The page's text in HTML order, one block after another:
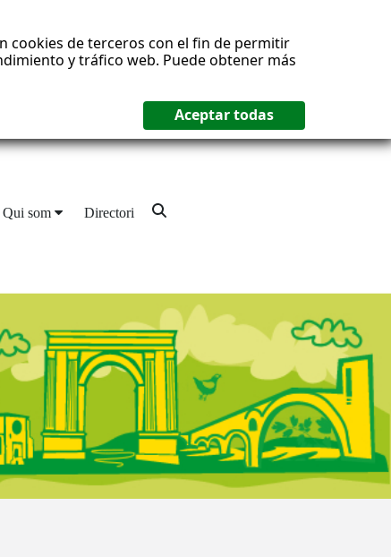
cookies de terceros con el fin de permitir
y tráfico web. Puede obtener más
Qui som Directori